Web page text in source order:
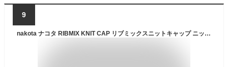
9
nakota ナコタ RIBMIX KNIT CAP リブミックスニットキャップ ニット帽 ワッチ 帽子 コットン 日本製 春 秋 冬 暖かい メンズ レディース 男女兼用